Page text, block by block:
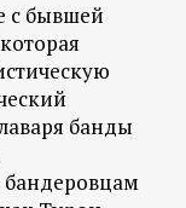
с бывшей
банды